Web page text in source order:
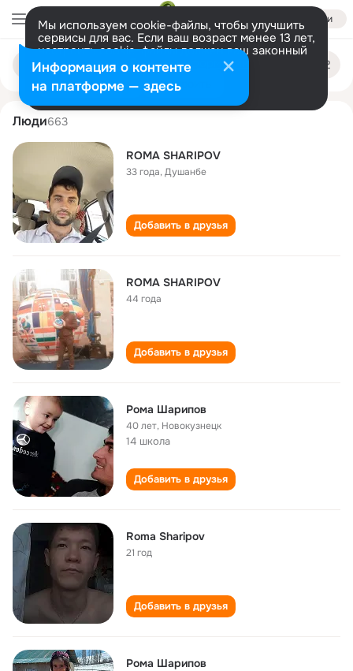
Войти
Мы используем cookie-файлы, чтобы улучшить
сервисы для вас. Если ваш возраст менее 13 лет,
настроить cookie-файлы должен ваш законный
представитель. Больше информации
Разрешить все Настроить
Поиск
людям
roma sharipov
Люди663
ROMA SHARIPOV
33 года,Душанбе
Добавить в друзья
ROMA SHARIPOV
44 года
Добавить в друзья
Рома Шарипов
40 лет, Новокузнецк
14 школа
Добавить в друзья
Roma Sharipov
21 год
Добавить в друзья
Рома Шарипов
Информация о контенте
на платформе — здесь